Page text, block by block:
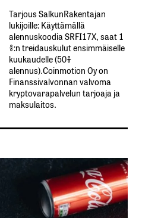
Tarjous SalkunRakentajan
lukijoille: Käyttämällä​ ​
alennuskoodia​ ​SRFI17X,​ ​saat​ ​1
%:n treidauskulut​ ​ensimmäiselle​ ​
kuukaudelle​ ​(50%​ ​
alennus).Coinmotion Oy on
Finanssivalvonnan valvoma
kryptovarapalvelun tarjoaja ja
maksulaitos.